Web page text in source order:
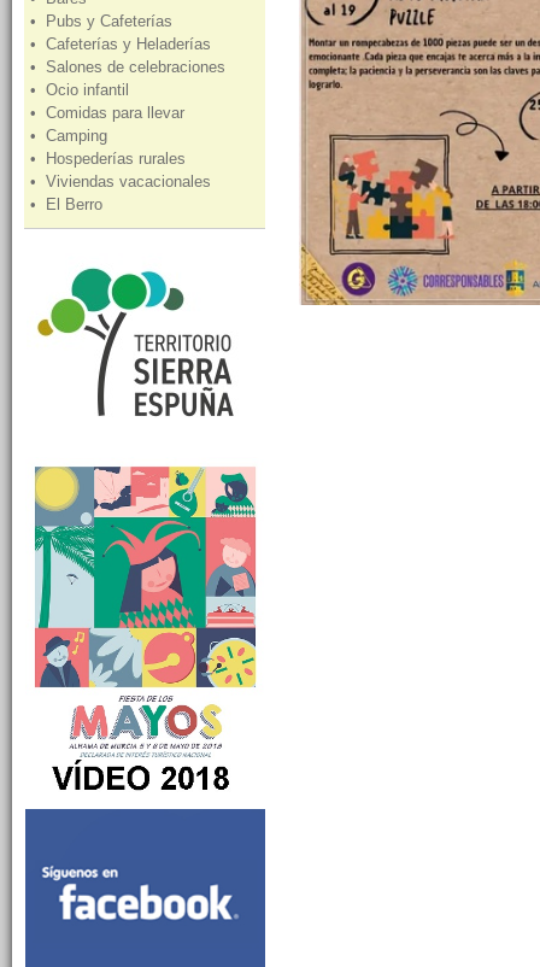
• Pubs y Cafeterías
• Cafeterías y Heladerías
• Salones de celebraciones
• Ocio infantil
• Comidas para llevar
• Camping
• Hospederías rurales
• Viviendas vacacionales
• El Berro